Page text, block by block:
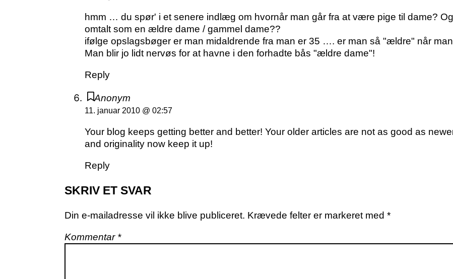
hmm … du spør' i et senere indlæg om hvornår man går fra at være pige til dame?
omtalt som en ældre dame / gammel dame??
ifølge opslagsbøger er man midaldrende fra man er 35 …. er man så "ældre" når
Man blir jo lidt nervøs for at havne i den forhadte bås "ældre dame"!
Reply
Anonym
11. januar 2010 @ 02:57
Your blog keeps getting better and better! Your older articles are not as good as
and originality now keep it up!
Reply
SKRIV ET SVAR
Din e-mailadresse vil ikke blive publiceret. Krævede felter er markeret med *
Kommentar *